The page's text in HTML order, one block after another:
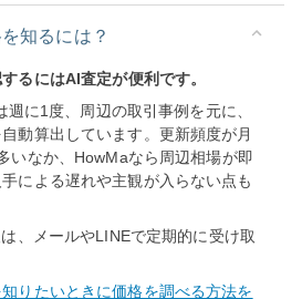
知るには？
るにはAI査定が便利です。
週に1度、周辺の取引事例を元に、
動算出しています。更新頻度が月
いなか、HowMaなら周辺相場が即
による遅れや主観が入らない点も
、メールやLINEで定期的に受け取
りたいときに価格を調べる方法を